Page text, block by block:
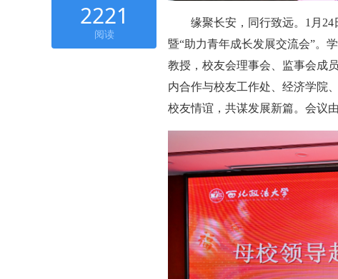
2221
阅读
缘聚长安，同行致远。1月
暨“助力青年成长发展交流会”。
教授，校友会理事会、监事会成
内合作与校友工作处、经济学院
校友情谊，共谋发展新篇。会议